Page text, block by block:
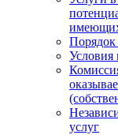
имеющих
Порядок
Условия
услуг